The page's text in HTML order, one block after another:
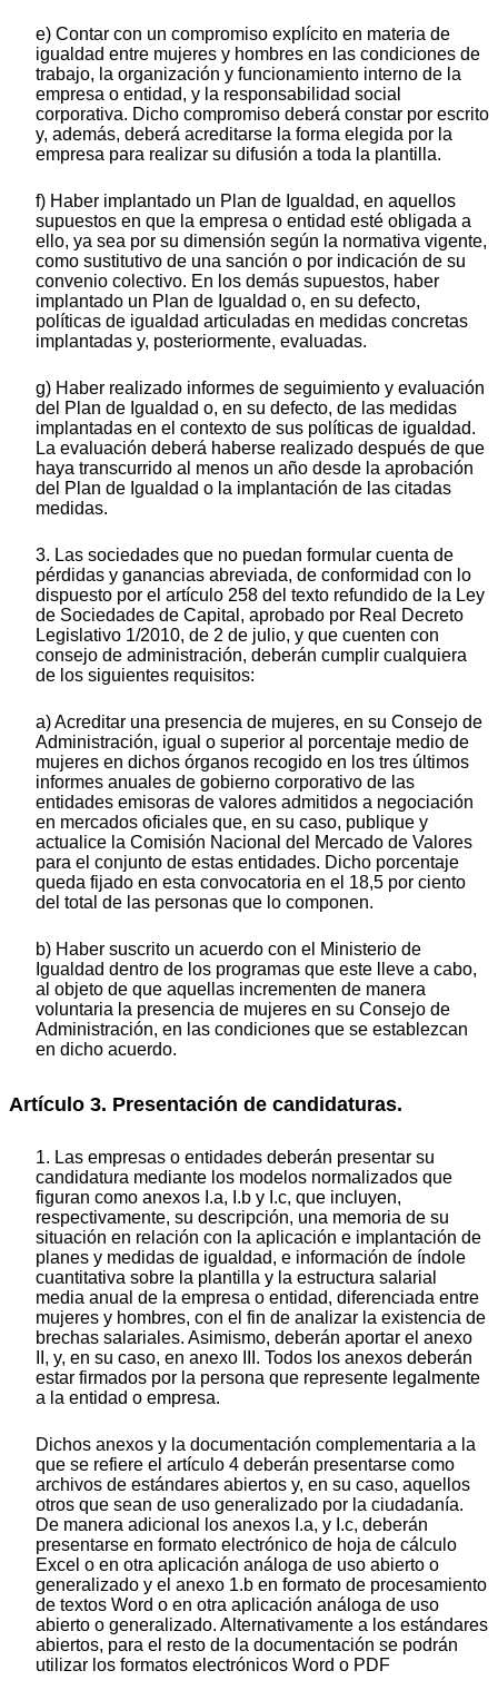
e) Contar con un compromiso explícito en materia de
igualdad entre mujeres y hombres en las condiciones de
trabajo, la organización y funcionamiento interno de la
empresa o entidad, y la responsabilidad social
corporativa. Dicho compromiso deberá constar por escrito
y, además, deberá acreditarse la forma elegida por la
empresa para realizar su difusión a toda la plantilla.
f) Haber implantado un Plan de Igualdad, en aquellos
supuestos en que la empresa o entidad esté obligada a
ello, ya sea por su dimensión según la normativa vigente,
como sustitutivo de una sanción o por indicación de su
convenio colectivo. En los demás supuestos, haber
implantado un Plan de Igualdad o, en su defecto,
políticas de igualdad articuladas en medidas concretas
implantadas y, posteriormente, evaluadas.
g) Haber realizado informes de seguimiento y evaluación
del Plan de Igualdad o, en su defecto, de las medidas
implantadas en el contexto de sus políticas de igualdad.
La evaluación deberá haberse realizado después de que
haya transcurrido al menos un año desde la aprobación
del Plan de Igualdad o la implantación de las citadas
medidas.
3. Las sociedades que no puedan formular cuenta de
pérdidas y ganancias abreviada, de conformidad con lo
dispuesto por el artículo 258 del texto refundido de la Ley
de Sociedades de Capital, aprobado por Real Decreto
Legislativo 1/2010, de 2 de julio, y que cuenten con
consejo de administración, deberán cumplir cualquiera
de los siguientes requisitos:
a) Acreditar una presencia de mujeres, en su Consejo de
Administración, igual o superior al porcentaje medio de
mujeres en dichos órganos recogido en los tres últimos
informes anuales de gobierno corporativo de las
entidades emisoras de valores admitidos a negociación
en mercados oficiales que, en su caso, publique y
actualice la Comisión Nacional del Mercado de Valores
para el conjunto de estas entidades. Dicho porcentaje
queda fijado en esta convocatoria en el 18,5 por ciento
del total de las personas que lo componen.
b) Haber suscrito un acuerdo con el Ministerio de
Igualdad dentro de los programas que este lleve a cabo,
al objeto de que aquellas incrementen de manera
voluntaria la presencia de mujeres en su Consejo de
Administración, en las condiciones que se establezcan
en dicho acuerdo.
Artículo 3. Presentación de candidaturas.
1. Las empresas o entidades deberán presentar su
candidatura mediante los modelos normalizados que
figuran como anexos I.a, I.b y I.c, que incluyen,
respectivamente, su descripción, una memoria de su
situación en relación con la aplicación e implantación de
planes y medidas de igualdad, e información de índole
cuantitativa sobre la plantilla y la estructura salarial
media anual de la empresa o entidad, diferenciada entre
mujeres y hombres, con el fin de analizar la existencia de
brechas salariales. Asimismo, deberán aportar el anexo
II, y, en su caso, en anexo III. Todos los anexos deberán
estar firmados por la persona que represente legalmente
a la entidad o empresa.
Dichos anexos y la documentación complementaria a la
que se refiere el artículo 4 deberán presentarse como
archivos de estándares abiertos y, en su caso, aquellos
otros que sean de uso generalizado por la ciudadanía.
De manera adicional los anexos I.a, y I.c, deberán
presentarse en formato electrónico de hoja de cálculo
Excel o en otra aplicación análoga de uso abierto o
generalizado y el anexo 1.b en formato de procesamiento
de textos Word o en otra aplicación análoga de uso
abierto o generalizado. Alternativamente a los estándares
abiertos, para el resto de la documentación se podrán
utilizar los formatos electrónicos Word o PDF